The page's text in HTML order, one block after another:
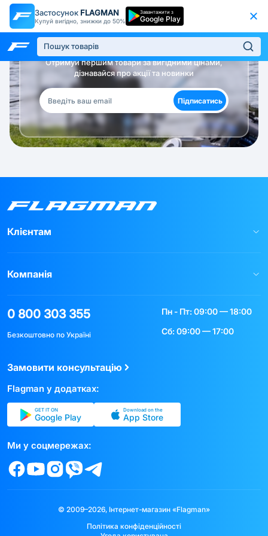
Застосунок FLAGMAN
Купуй вигідно, знижки до 50%
Завантажити з
Google Play
Будь в курсі!
Отримуй першим товари за вигідними цінами,
дізнавайся про акції та новинки
Підписатись
Клієнтам
Компанія
0 800 303 355
Безкоштовно по Україні
Пн - Пт: 09:00 — 18:00
Сб: 09:00 — 17:00
Замовити консультацію
Flagman у додатках:
GET IT ON
Google Play
Download on the
App Store
Ми у соцмережах:
© 2009–2026, Інтернет-магазин «Flagman»
Політика конфіденційності